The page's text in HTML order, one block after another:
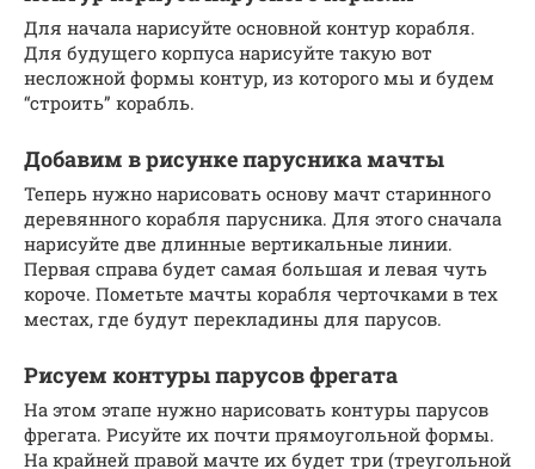
Для начала нарисуйте основной контур корабля.
Для будущего корпуса нарисуйте такую вот
несложной формы контур, из которого мы и будем
“строить” корабль.
Добавим в рисунке парусника мачты
Теперь нужно нарисовать основу мачт старинного
деревянного корабля парусника. Для этого сначала
нарисуйте две длинные вертикальные линии.
Первая справа будет самая большая и левая чуть
короче. Пометьте мачты корабля черточками в тех
местах, где будут перекладины для парусов.
Рисуем контуры парусов фрегата
На этом этапе нужно нарисовать контуры парусов
фрегата. Рисуйте их почти прямоугольной формы.
На крайней правой мачте их будет три (треугольной